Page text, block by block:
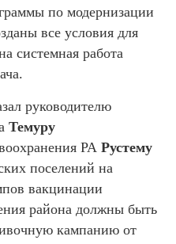
по модернизации
все условия для
системная работа
руководителю
Темуру
РА Рустему
поселений на
вакцинации
района должны быть
кампанию от